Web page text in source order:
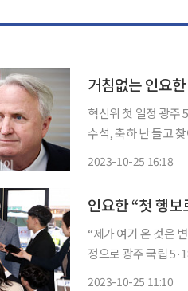
거침없는 인요
혁신위 첫 일정 광주
수석, 축하 난 들고 찾아혁신위
2023-10-25 16:18
“제가 여기 온 것은 변화를 상징” 국민의힘 인요한 혁신위
정으로 광주 국립 5·18 민주묘지를
2023-10-25 11:10